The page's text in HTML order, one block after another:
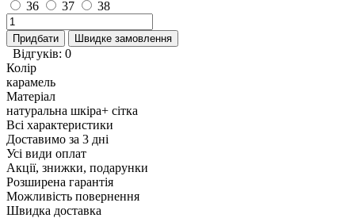
36
37 38
Придбати Швидке замовлення
Відгуків: 0
Колір
карамель
Матеріал
натуральна шкіра+ сітка
Всі характеристики
Доставимо за 3 дні
Усі види оплат
Акції, знижки, подарунки
Розширена гарантія
Можливість повернення
Швидка доставка